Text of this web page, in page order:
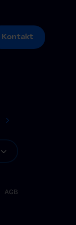
Kontakt
Kontakt
AGB